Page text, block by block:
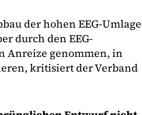
der hohen EEG-Umlage
durch den EEG-
Anreize genommen, in
kritisiert der Verband